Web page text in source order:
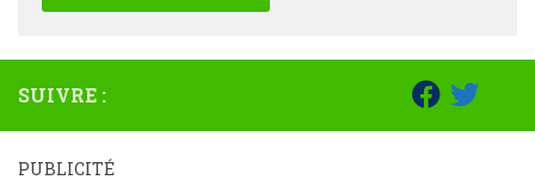
SUIVRE :
PUBLICITÉ